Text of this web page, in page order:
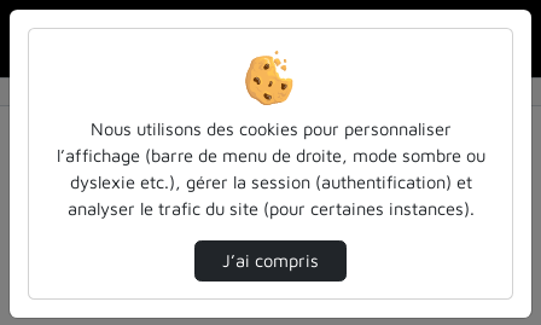
Résultats de la recherche
Filtres actifs (cliquer pour en retirer) :
robotique-intelligence-artificielle
ia-lintelligence-artificielle-approches-et-usages-a-
enseignement-superieur
Nous utilisons des cookies pour personnaliser
l’affichage (barre de menu de droite, mode sombre ou
dyslexie etc.), gérer la session (authentification) et
analyser le trafic du site (pour certaines instances).
J’ai compris